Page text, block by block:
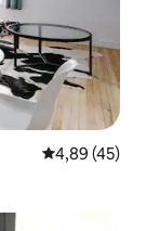
Note
4,89 (45)